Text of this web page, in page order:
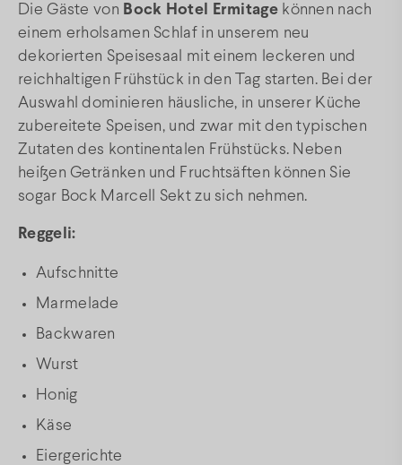
Die Gäste von Bock Hotel Ermitage können nach
einem erholsamen Schlaf in unserem neu
dekorierten Speisesaal mit einem leckeren und
reichhaltigen Frühstück in den Tag starten. Bei der
Auswahl dominieren häusliche, in unserer Küche
zubereitete Speisen, und zwar mit den typischen
Zutaten des kontinentalen Frühstücks. Neben
heißen Getränken und Fruchtsäften können Sie
sogar Bock Marcell Sekt zu sich nehmen.
Reggeli:
Aufschnitte
Marmelade
Backwaren
Wurst
Honig
Käse
Eiergerichte
FAQ
Facebook Instagram Youtube